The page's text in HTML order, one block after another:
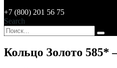
+7 (800) 201 56 75
Search
Кольцо Золото 585*